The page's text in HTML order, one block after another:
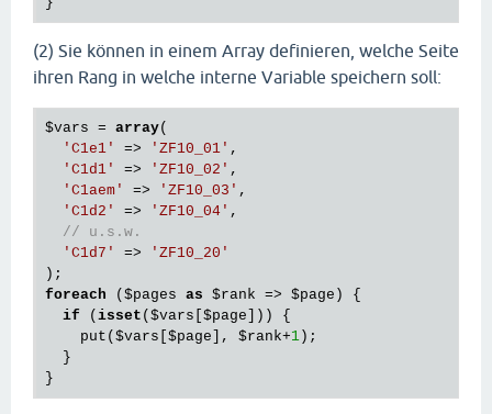
(2) Sie können in einem Array definieren, welche Seite
ihren Rang in welche interne Variable speichern soll:
$vars = array(
'C1e1'
=> 'ZF10_01' ,
'C1d1'
=> 'ZF10_02' ,
'C1aem'
=> 'ZF10_03' ,
'C1d2'
=> 'ZF10_04' ,
// u.s.w.
'C1d7'
=>
'ZF10_20'
foreach ($pages as $rank => $page ) {
if (isset ($vars [$page])) {
    put(
$vars [$page], $rank+1);
  }